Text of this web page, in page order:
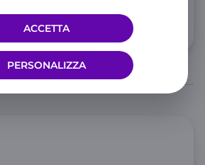
PERSONALIZZA
ACCETTA
traffico illimitato